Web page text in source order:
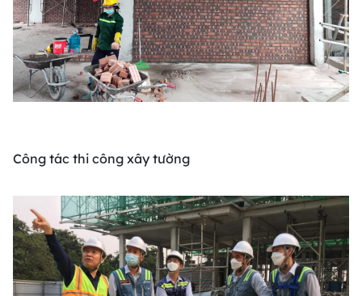
Công tác thi công xây tường